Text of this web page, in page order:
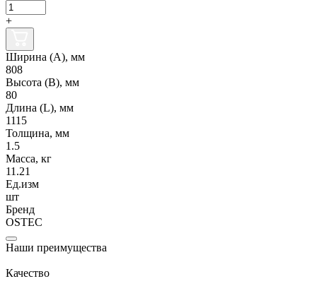
+
Ширина (А), мм
808
Высота (В), мм
80
Длина (L), мм
1115
Толщина, мм
1.5
Масса, кг
11.21
Ед.изм
шт
Бренд
OSTEC
Наши преимущества
Качество